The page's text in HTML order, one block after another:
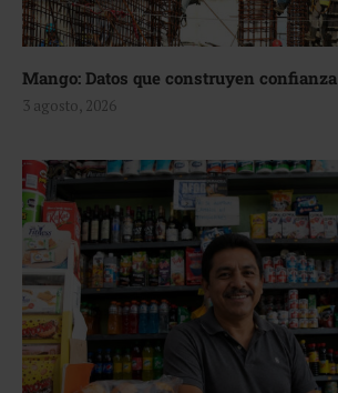
Mango: Datos que construyen confianza
3 agosto, 2026